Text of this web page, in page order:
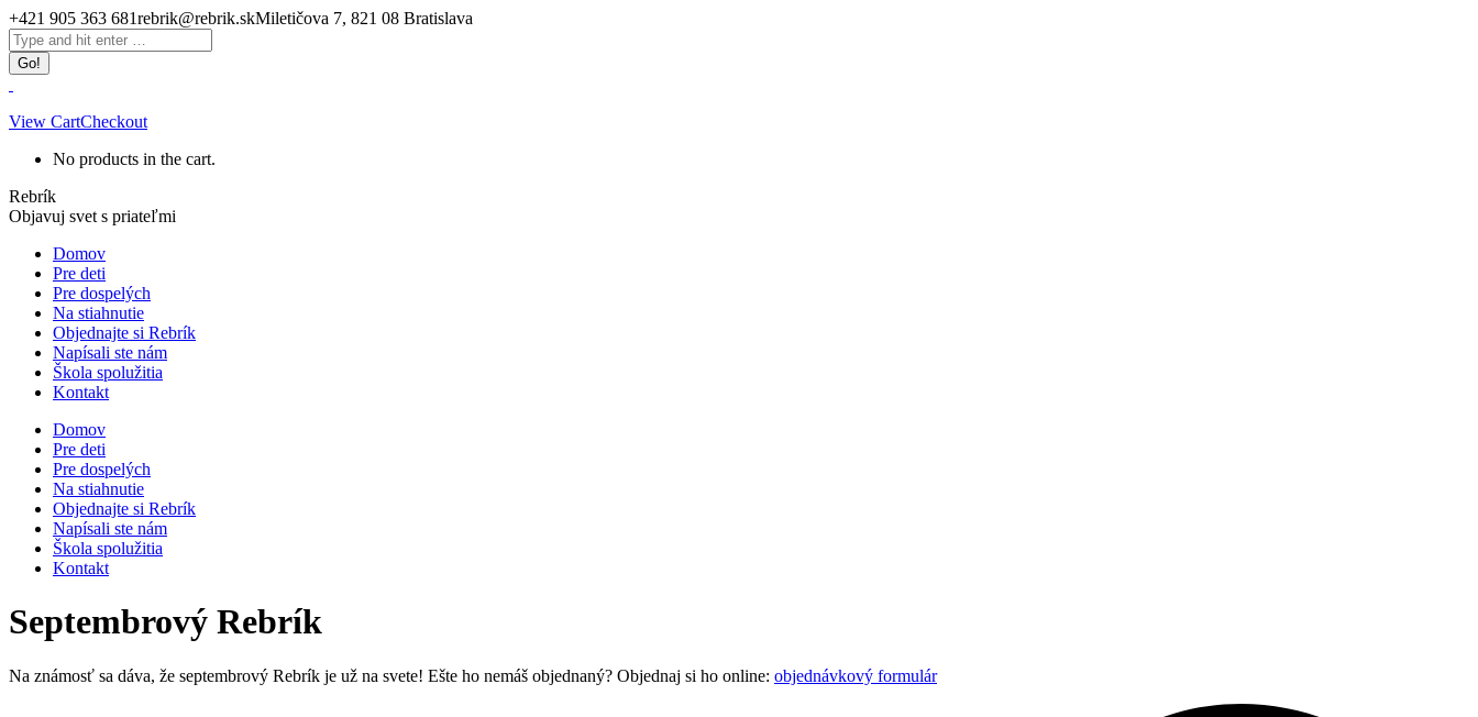
Skip
to
content
+421 905 363 681rebrik@rebrik.skMiletičova 7, 821 08 Bratislava
Facebook
page
opens
in
new
window
Search:
View CartCheckout
No products in the cart.
Rebrík
Objavuj svet s priateľmi
Domov
Pre deti
Pre dospelých
Na stiahnutie
Objednajte si Rebrík
Napísali ste nám
Škola spolužitia
Kontakt
Domov
Pre deti
Pre dospelých
Na stiahnutie
Objednajte si Rebrík
Napísali ste nám
Škola spolužitia
Kontakt
Septembrový Rebrík
Na známosť sa dáva, že septembrový Rebrík je už na svete! Ešte ho nemáš objednaný? Objednaj si ho online: objednávkový formulár